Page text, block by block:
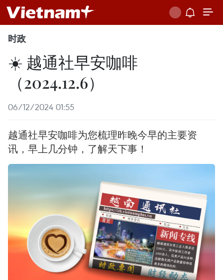
时政
☀️ 越通社早安咖啡
（2024.12.6）
06/12/2024 01:55
越通社早安咖啡为您梳理昨晚今早的主要资
讯，早上几分钟，了解天下事！